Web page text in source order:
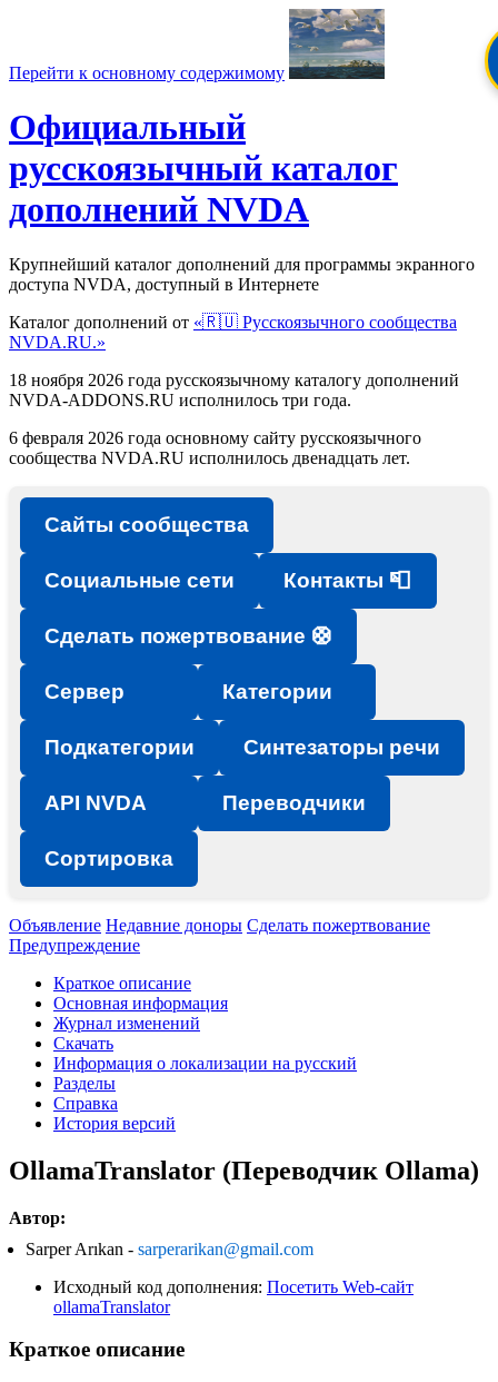
Перейти к основному содержимому
Официальный
русскоязычный каталог
дополнений NVDA
Крупнейший каталог дополнений для программы экранного
доступа NVDA, доступный в Интернете
Каталог дополнений от «🇷🇺 Русскоязычного сообщества
NVDA.RU.»
18 ноября 2026 года русскоязычному каталогу дополнений
NVDA-ADDONS.RU исполнилось три года.
6 февраля 2026 года основному сайту русскоязычного
сообщества NVDA.RU исполнилось двенадцать лет.
Сайты сообщества
Социальные сети Контакты 📮
Сделать пожертвование 🛟
Сервер Категории
Подкатегории Синтезаторы речи
API NVDA Переводчики
Сортировка
Объявление Недавние доноры Сделать пожертвование
Предупреждение
Краткое описание
Основная информация
Журнал изменений
Скачать
Информация о локализации на русский
Разделы
Справка
История версий
OllamaTranslator (Переводчик Ollama)
Автор:
Sarper Arıkan - sarperarikan@gmail.com
Исходный код дополнения: Посетить Web-сайт
ollamaTranslator
Краткое описание